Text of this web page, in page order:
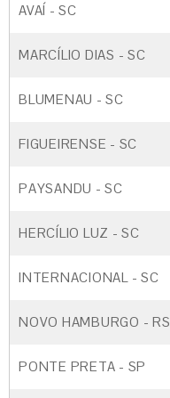
AVAÍ - SC
MARCÍLIO DIAS - SC
BLUMENAU - SC
FIGUEIRENSE - SC
PAYSANDU - SC
HERCÍLIO LUZ - SC
INTERNACIONAL - SC
NOVO HAMBURGO - RS
PONTE PRETA - SP